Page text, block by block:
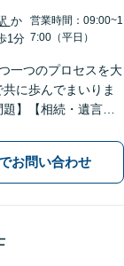
か
1分
営業時間：09:00~1
7:00（平日）
一つのプロセスを大
に歩んでまいりま
】【相続・遺言】
賠償請求】【労
での勤務経験あ
談に応じます【We
お問い合わせ